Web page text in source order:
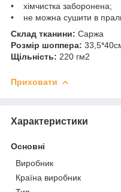
• хімчистка заборонена;
• не можна сушити в
Склад тканини: Саржа
Розмір шоппера:
Щільність: 220 гм2
Приховати
Характеристики
Основні
Виробник
Країна виробник